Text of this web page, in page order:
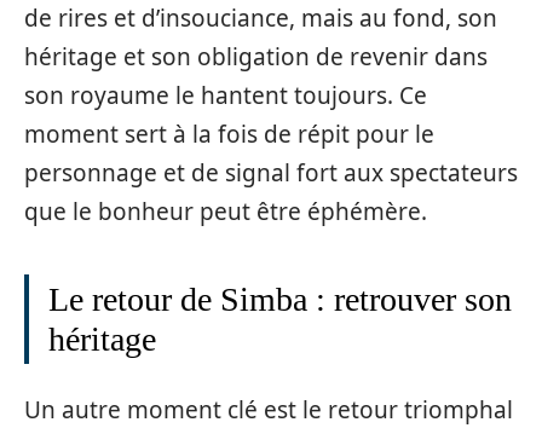
de rires et d’insouciance, mais au fond, son
héritage et son obligation de revenir dans
son royaume le hantent toujours. Ce
moment sert à la fois de répit pour le
personnage et de signal fort aux spectateurs
que le bonheur peut être éphémère.
Le retour de Simba : retrouver son
héritage
Un autre moment clé est le retour triomphal